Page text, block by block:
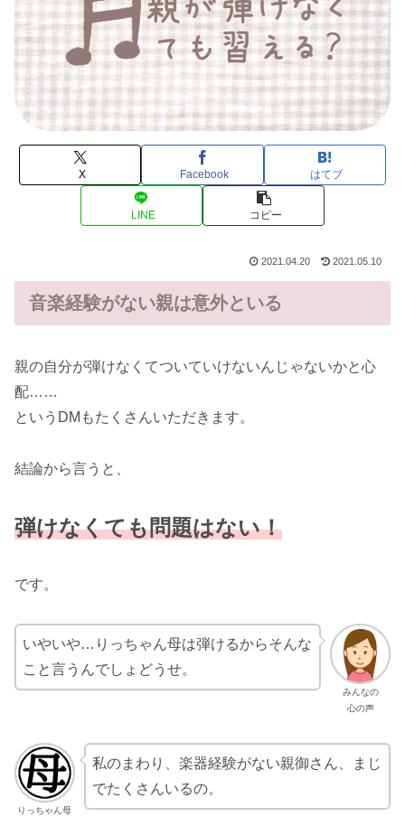
X Facebook はてブ
LINE コピー
2021.04.20 2021.05.10
音楽経験がない親は意外といる
親の自分が弾けなくてついていけないんじゃないかと心
配……
というDMもたくさんいただきます。
結論から言うと、
弾けなくても問題はない！
です。
みんなの
心の声
いやいや…りっちゃん母は弾けるからそんな
こと言うんでしょどうせ。
りっちゃん母
私のまわり、楽器経験がない親御さん、まじ
でたくさんいるの。